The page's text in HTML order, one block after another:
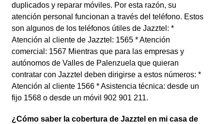
duplicados y reparar móviles. Por esta razón, su
atención personal funcionan a través del teléfono. Estos
son algunos de los teléfonos útiles de Jazztel: *
Atención al cliente de Jazztel: 1565 * Atención
comercial: 1567 Mientras que para las empresas y
autónomos de Valles de Palenzuela que quieran
contratar con Jazztel deben dirigirse a estos números: *
Atención al cliente 1566 * Asistencia técnica: desde un
fijo 1568 o desde un móvil 902 901 211.
¿Cómo saber la cobertura de Jazztel en mi casa de